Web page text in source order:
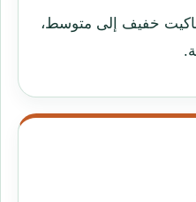
جاكيت خفيف إلى متوسط،